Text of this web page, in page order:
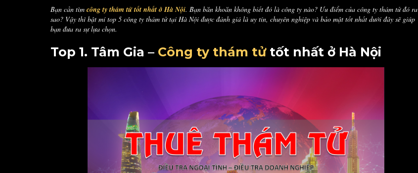
Bạn cần tìm công ty thám tử tốt nhất ở Hà Nội. Bạn băn khoăn không biết đó là công ty nào? Ưu điểm của công ty thám tử đó ra
sao? Vậy thì bật mí top 5 công ty thám tử tại Hà Nội được đánh giá là uy tín, chuyên nghiệp và bảo mật tốt nhất dưới đây sẽ giúp
bạn đưa ra sự lựa chọn.
Top 1. Tâm Gia – Công ty thám tửtốt nhất ở Hà Nội